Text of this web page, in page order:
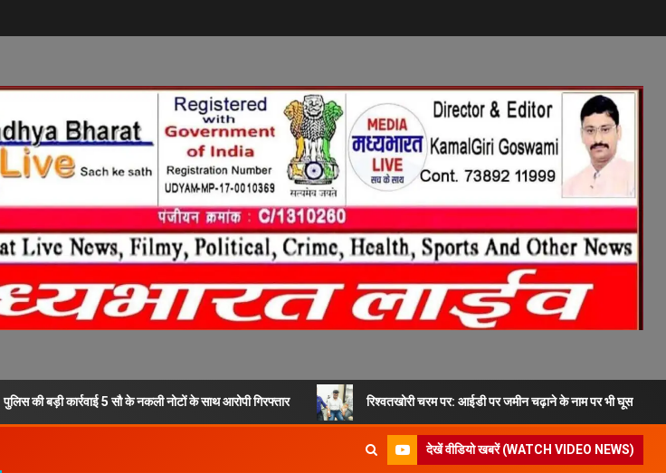
पुलिस की बड़ी कार्रवाई 5 सौ के नकली नोटों के साथ आरोपी गिरफ्तार रिश्वतखोरी चरम पर: आईडी पर जमीन चढ़ाने के नाम पर भी घूस
देखें वीडियो खबरें (WATCH VIDEO NEWS)